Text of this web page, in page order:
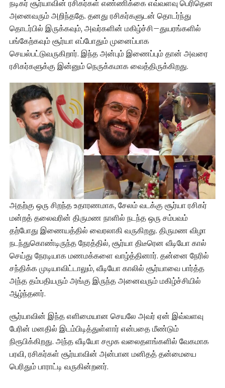
நடிகர் சூர்யாவின் ரசிகர்கள் எண்ணிக்கை எவ்வளவு பெரிதென
அனைவரும் அறிந்ததே. தனது ரசிகர்களுடன் தொடர்ந்து
தொடர்பில் இருக்கவும், அவர்களின் மகிழ்ச்சி–துயரங்களில்
பங்கேற்கவும் சூர்யா எப்போதும் முனைப்பாக
செயல்பட்டுவருகிறார். இந்த அன்பும் இணைப்பும் தான் அவரை
ரசிகர்களுக்கு இன்னும் நெருக்கமாக வைத்திருக்கிறது.
அதற்கு ஒரு சிறந்த உதாரணமாக, சேலம் வடக்கு சூர்யா ரசிகர்
மன்றத் தலைவரின் திருமண நாளில் நடந்த ஒரு சம்பவம்
தற்போது இணையத்தில் வைரலாகி வருகிறது. திருமண விழா
நடந்துகொண்டிருந்த நேரத்தில், சூர்யா திடீரென வீடியோ கால்
செய்து நேரடியாக மணமக்களை வாழ்த்தினார். தன்னை நேரில்
சந்திக்க முடியாவிட்டாலும், வீடியோ காலில் சூர்யாவை பார்த்த
அந்த தம்பதியரும் அங்கு இருந்த அனைவரும் மகிழ்ச்சியில்
ஆழ்ந்தனர்.
சூர்யாவின் இந்த எளிமையான செயலே அவர் ஏன் இவ்வளவு
பேரின் மனதில் இடம்பிடித்துள்ளார் என்பதை மீண்டும்
நிரூபிக்கிறது. அந்த வீடியோ சமூக வலைதளங்களில் வேகமாக
பரவி, ரசிகர்கள் சூர்யாவின் அன்பான மனிதத் தன்மையை
பெரிதும் பாராட்டி வருகின்றனர்.